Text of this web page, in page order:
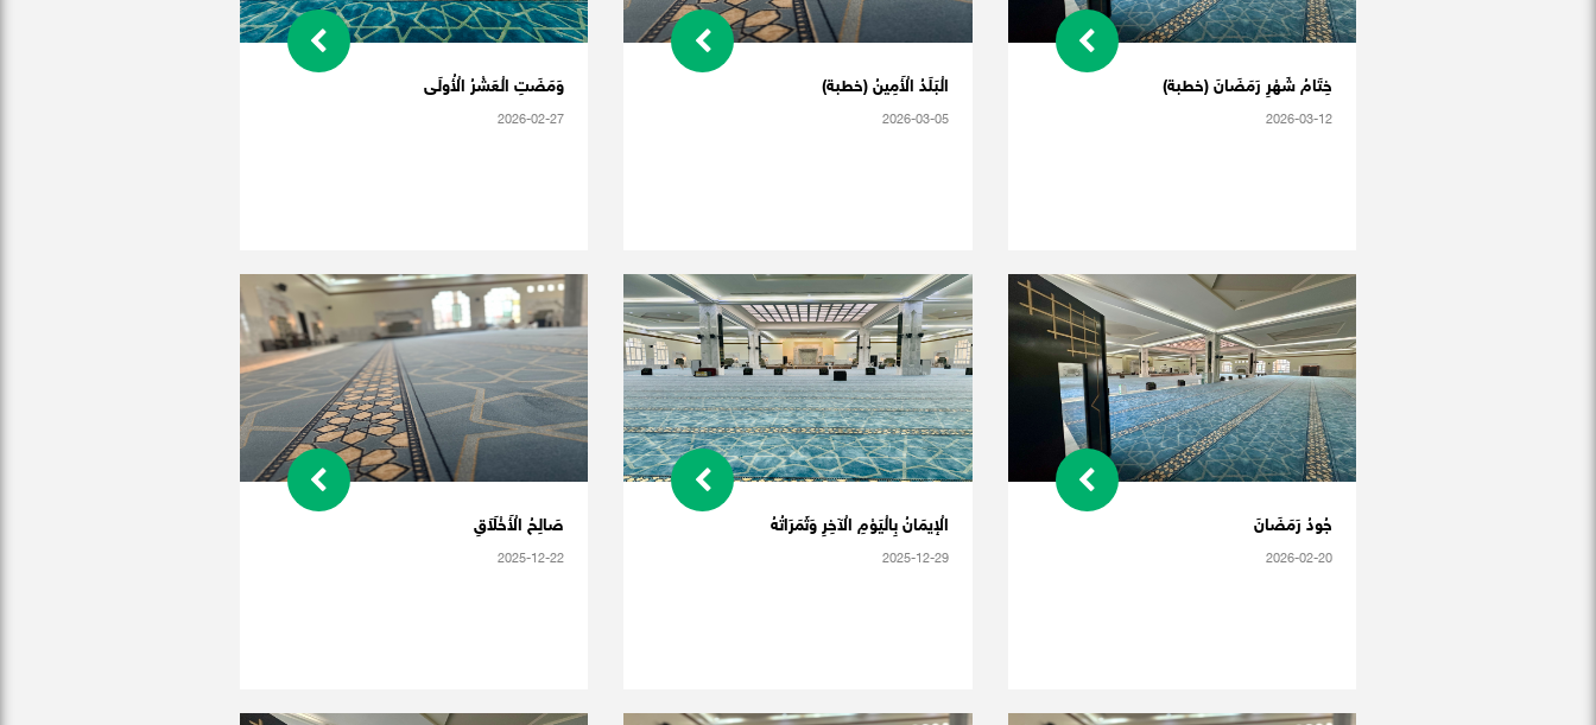
خِتَامُ شَهْرِ رَمَضَانَ (خطبة)
2026-03-12
الْبَلَدُ الْأَمِينُ (خطبة)
2026-03-05
وَمَضَتِ الْعَشْرُ الْأُولَى
2026-02-27
جُودُ رَمَضَانَ
2026-02-20
الْإيمَانُ بِالْيَوْمِ الْآخِرِ وَثَمَرَاتُهُ
2025-12-29
صَالِحُ الْأَخْلَاَقِ
2025-12-22